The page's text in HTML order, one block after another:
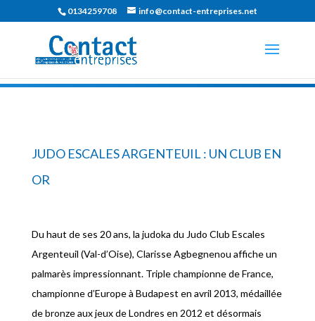
0134259708 info@contact-entreprises.net
JUDO ESCALES ARGENTEUIL : UN CLUB EN
OR
Du haut de ses 20 ans, la judoka du Judo Club Escales
Argenteuil (Val-d’Oise), Clarisse Agbegnenou affiche un
palmarès impressionnant. Triple championne de France,
championne d’Europe à Budapest en avril 2013, médaillée
de bronze aux jeux de Londres en 2012 et désormais